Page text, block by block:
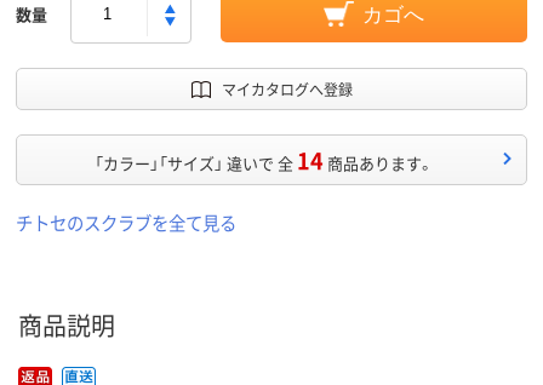
数量 カゴへ
マイカタログへ登録
「カラー」「サイズ」 違いで 全 14 商品あります。
チトセのスクラブを全て見る
商品説明